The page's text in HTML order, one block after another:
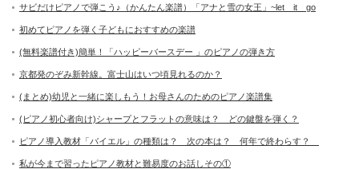
サビだけピアノで弾こう♪（かんたん楽譜）「アナと雪の女王」~let it go
初めてピアノを弾く子どもにおすすめの楽譜
(無料楽譜付き)簡単！「ハッピーバースデー 」のピアノの弾き方
京都発のぞみ新幹線。富士山はいつ頃見れるのか？
(まとめ)幼児と一緒に楽しもう！お母さんのためのピアノ楽譜集
(ピアノ初心者向け)シャープとフラットの意味は？ どの鍵盤を弾く？
ピアノ導入教材「バイエル」の種類は？ 次の本は？ 何年で終わらす？
私が今まで習ったピアノ教材と難易度のお話しその①